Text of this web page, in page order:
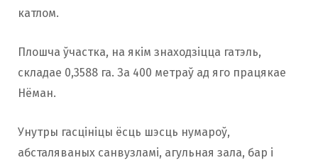
катлом.
Плошча ўчастка, на якім знаходзіцца гатэль,
складае 0,3588 га. За 400 метраў ад яго працякае
Нёман.
Унутры гасцініцы ёсць шэсць нумароў,
абсталяваных санвузламі, агульная зала, бар і